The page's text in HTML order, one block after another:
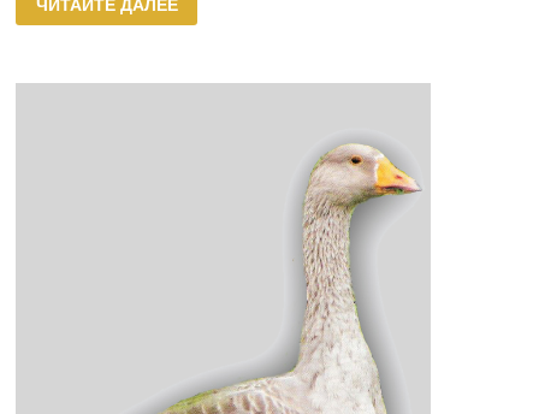
ЭМДЕНСКОЙ
ПОРОДЫ
ЧИТАЙТЕ ДАЛЕЕ